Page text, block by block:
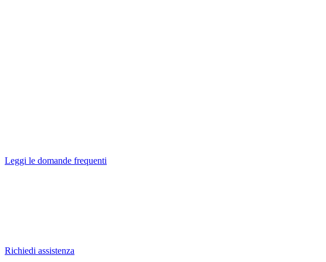
Leggi le domande frequenti
Richiedi assistenza